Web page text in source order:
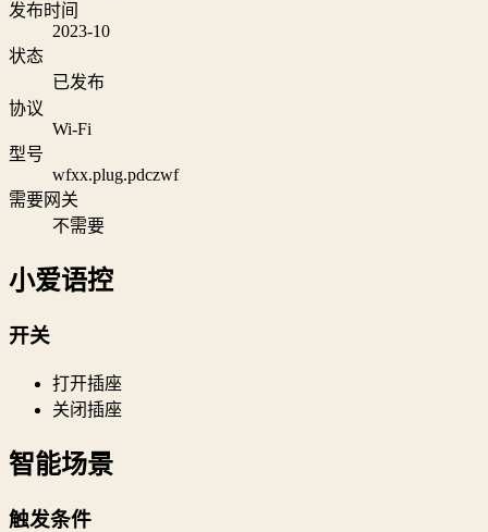
发布时间
2023-10
状态
已发布
协议
Wi‑Fi
型号
wfxx.plug.pdczwf
需要网关
不需要
小爱语控
开关
打开插座
关闭插座
智能场景
触发条件